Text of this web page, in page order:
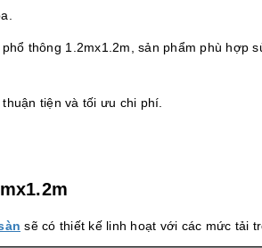
thông 1.2mx1.2m, sản phẩm phù hợp
tiện và tối ưu chi phí.
sẽ có thiết kế linh hoạt với các mức tải